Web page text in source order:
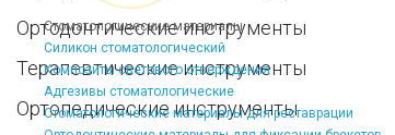
Стоматологические материалы
Силикон стоматологический
Композиты светового отверждения
Адгезивы стоматологические
Стоматологические материалы для реставрации
Ортодонтические инструменты
Терапевтические инструменты
Ортопедические инструменты